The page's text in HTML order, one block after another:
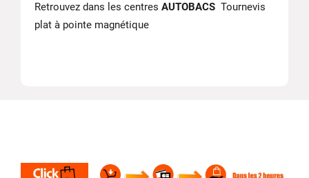
Retrouvez dans les centres AUTOBACS Tournevis
plat à pointe magnétique